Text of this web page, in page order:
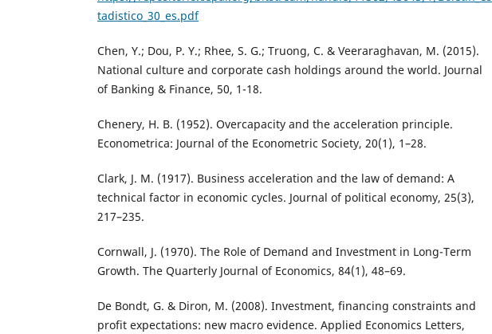
tadistico_30_es.pdf
Chen, Y.; Dou, P. Y.; Rhee, S. G.; Truong, C. & Veeraraghavan, M. (2015).
National culture and corporate cash holdings around the world. Journal
of Banking & Finance, 50, 1-18.
Chenery, H. B. (1952). Overcapacity and the acceleration principle.
Econometrica: Journal of the Econometric Society, 20(1), 1–28.
Clark, J. M. (1917). Business acceleration and the law of demand: A
technical factor in economic cycles. Journal of political economy, 25(3),
217–235.
Cornwall, J. (1970). The Role of Demand and Investment in Long-Term
Growth. The Quarterly Journal of Economics, 84(1), 48–69.
De Bondt, G. & Diron, M. (2008). Investment, financing constraints and
profit expectations: new macro evidence. Applied Economics Letters,